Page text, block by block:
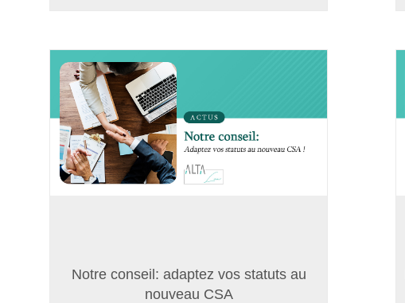
Notre conseil: adaptez vos statuts au
nouveau CSA